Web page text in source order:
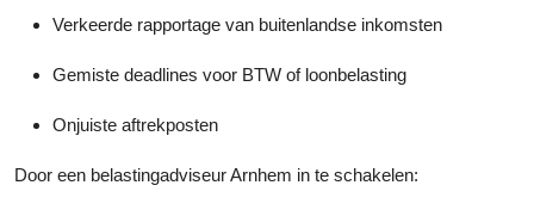
Verkeerde rapportage van buitenlandse inkomsten
Gemiste deadlines voor BTW of loonbelasting
Onjuiste aftrekposten
Door een belastingadviseur Arnhem in te schakelen: